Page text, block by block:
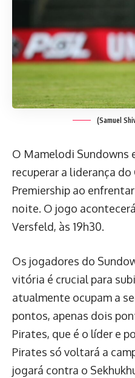
(Samuel
O Mamelodi Sundowns
recuperar a liderança
Premiership ao
noite. O jogo
Versfeld, às 19h30.
Os jogadores do
vitória é crucial para
atualmente ocupam a
pontos, apenas dois
Pirates, que é o líder e
Pirates só voltará a
jogará contra o